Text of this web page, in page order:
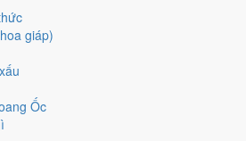
giáp)
Ốc
tốt hay xấu cho
trung bình cho 7 việc chính: cao nhất là
gặp Sao Huyền Vũ hắc đạo nên điểm
dưới.